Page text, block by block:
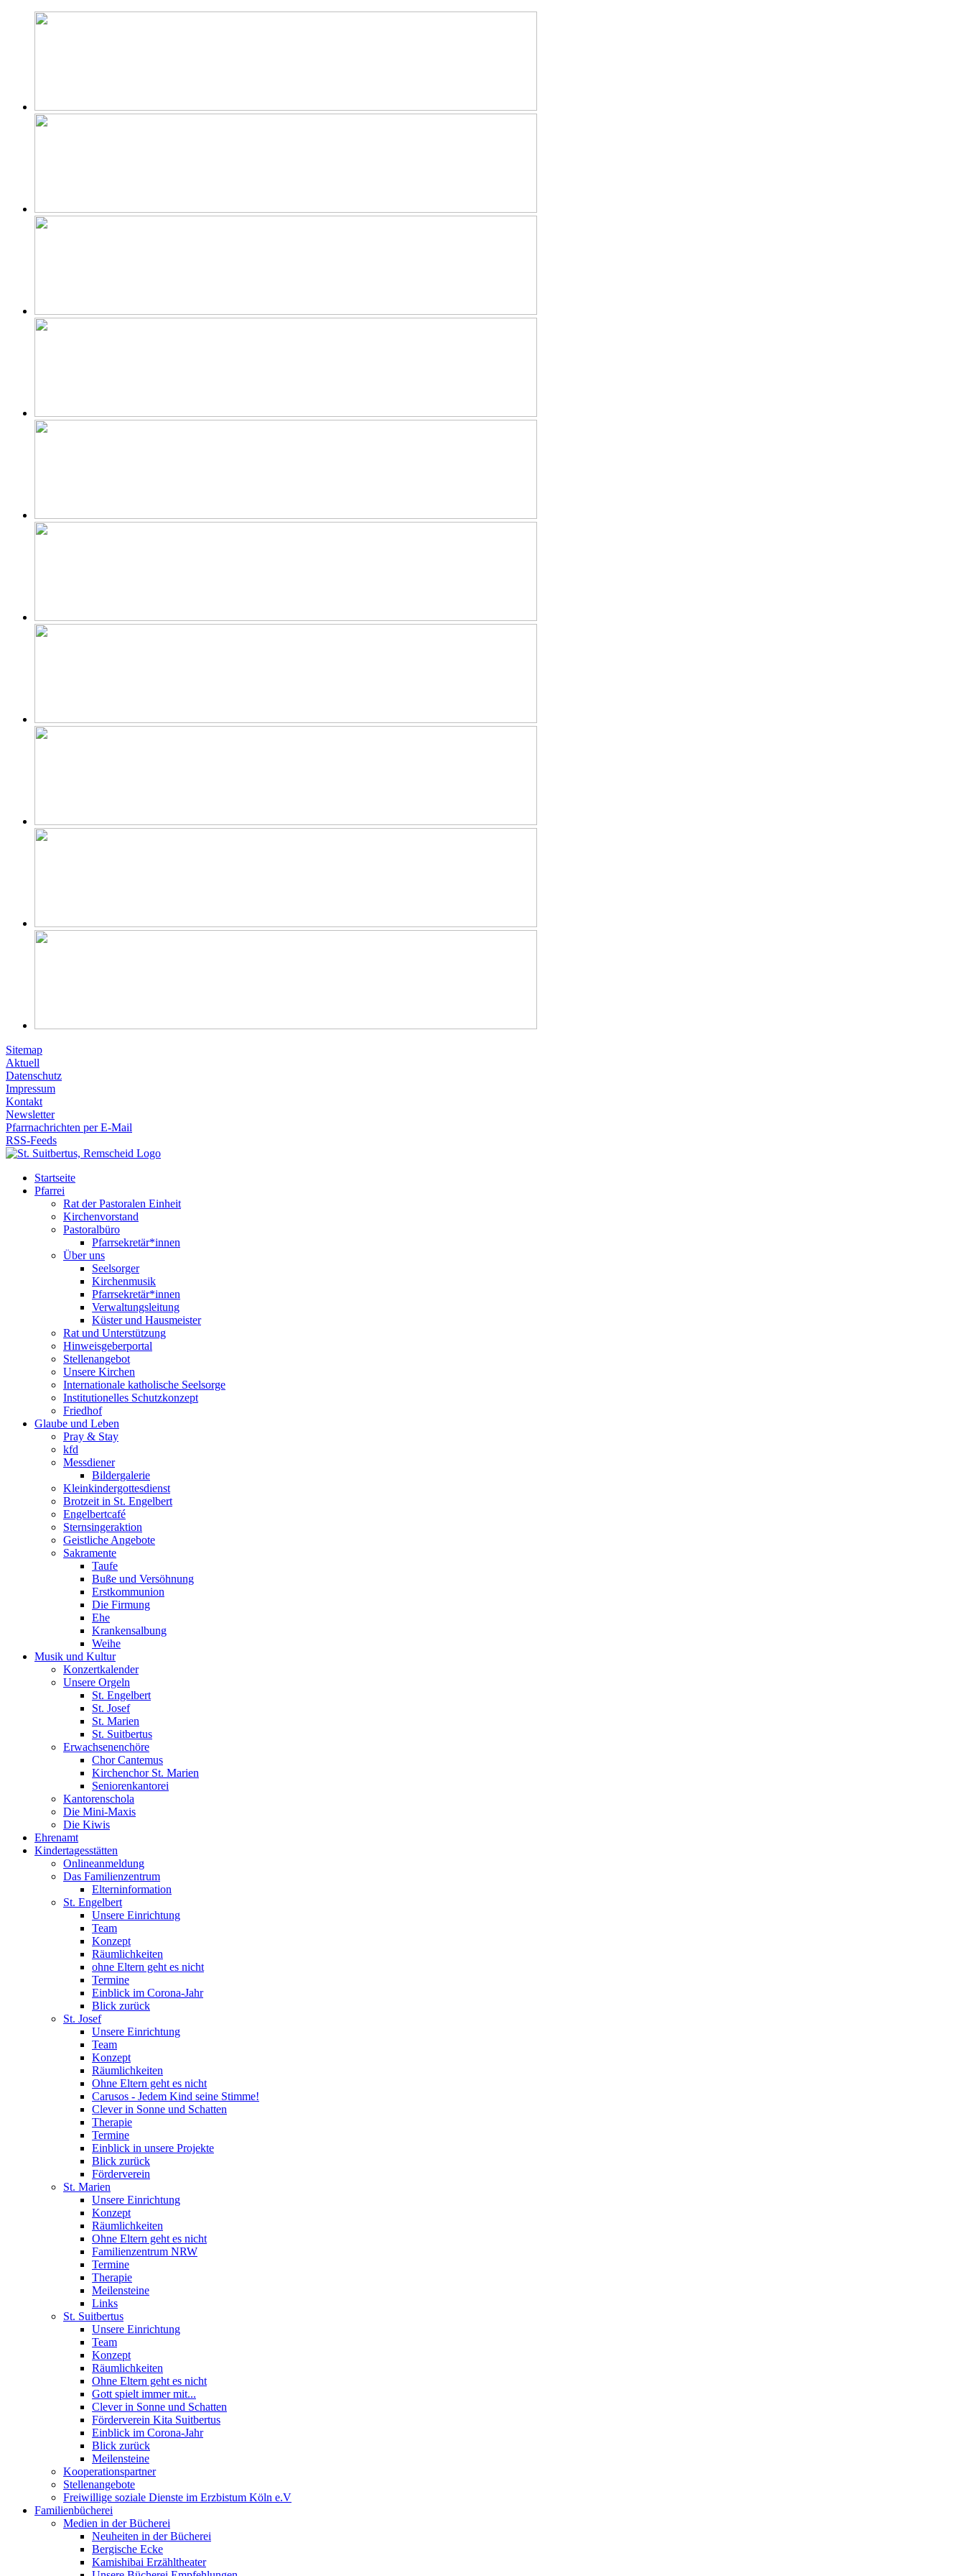
Sitemap
Aktuell
Datenschutz
Impressum
Kontakt
Newsletter
Pfarrnachrichten per E-Mail
RSS-Feeds
Startseite
Pfarrei
Rat der Pastoralen Einheit
Kirchenvorstand
Pastoralbüro
Pfarrsekretär*innen
Über uns
Seelsorger
Kirchenmusik
Pfarrsekretär*innen
Verwaltungsleitung
Küster und Hausmeister
Rat und Unterstützung
Hinweisgeberportal
Stellenangebot
Unsere Kirchen
Internationale katholische Seelsorge
Institutionelles Schutzkonzept
Friedhof
Glaube und Leben
Pray & Stay
kfd
Messdiener
Bildergalerie
Kleinkindergottesdienst
Brotzeit in St. Engelbert
Engelbertcafé
Sternsingeraktion
Geistliche Angebote
Sakramente
Taufe
Buße und Versöhnung
Erstkommunion
Die Firmung
Ehe
Krankensalbung
Weihe
Musik und Kultur
Konzertkalender
Unsere Orgeln
St. Engelbert
St. Josef
St. Marien
St. Suitbertus
Erwachsenenchöre
Chor Cantemus
Kirchenchor St. Marien
Seniorenkantorei
Kantorenschola
Die Mini-Maxis
Die Kiwis
Ehrenamt
Kindertagesstätten
Onlineanmeldung
Das Familienzentrum
Elterninformation
St. Engelbert
Unsere Einrichtung
Team
Konzept
Räumlichkeiten
ohne Eltern geht es nicht
Termine
Einblick im Corona-Jahr
Blick zurück
St. Josef
Unsere Einrichtung
Team
Konzept
Räumlichkeiten
Ohne Eltern geht es nicht
Carusos - Jedem Kind seine Stimme!
Clever in Sonne und Schatten
Therapie
Termine
Einblick in unsere Projekte
Blick zurück
Förderverein
St. Marien
Unsere Einrichtung
Konzept
Räumlichkeiten
Ohne Eltern geht es nicht
Familienzentrum NRW
Termine
Therapie
Meilensteine
Links
St. Suitbertus
Unsere Einrichtung
Team
Konzept
Räumlichkeiten
Ohne Eltern geht es nicht
Gott spielt immer mit...
Clever in Sonne und Schatten
Förderverein Kita Suitbertus
Einblick im Corona-Jahr
Blick zurück
Meilensteine
Kooperationspartner
Stellenangebote
Freiwillige soziale Dienste im Erzbistum Köln e.V
Familienbücherei
Medien in der Bücherei
Neuheiten in der Bücherei
Bergische Ecke
Kamishibai Erzähltheater